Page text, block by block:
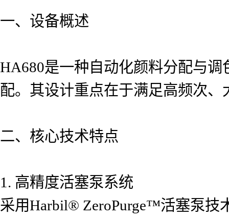
一、设备概述
HA680是一种自动化颜料分配与
配。其设计重点在于满足高频次
二、核心技术特点
1. 高精度活塞泵系统
采用Harbil® ZeroPurge™活塞泵技